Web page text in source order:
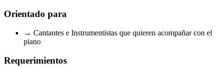
Orientado para
→ Cantantes e Instrumentistas que quieren acompañar con el
piano
Requerimientos